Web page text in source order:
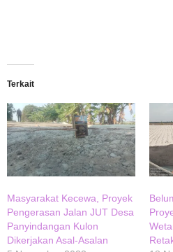
Terkait
Masyarakat Kecewa, Proyek
Pengerasan Jalan JUT Desa
Panyindangan Kulon
Dikerjakan Asal-Asalan